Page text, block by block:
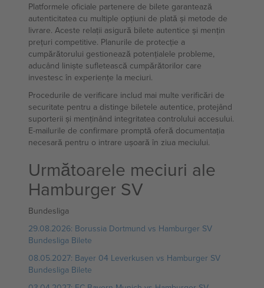
Platformele oficiale partenere de bilete garantează
autenticitatea cu multiple opțiuni de plată și metode de
livrare. Aceste relații asigură bilete autentice și mențin
prețuri competitive. Planurile de protecție a
cumpărătorului gestionează potențialele probleme,
aducând liniște sufletească cumpărătorilor care
investesc în experiențe la meciuri.
Procedurile de verificare includ mai multe verificări de
securitate pentru a distinge biletele autentice, protejând
suporterii și menținând integritatea controlului accesului.
E-mailurile de confirmare promptă oferă documentația
necesară pentru o intrare ușoară în ziua meciului.
Următoarele meciuri ale
Hamburger SV
Bundesliga
29.08.2026: Borussia Dortmund vs Hamburger SV
Bundesliga Bilete
08.05.2027: Bayer 04 Leverkusen vs Hamburger SV
Bundesliga Bilete